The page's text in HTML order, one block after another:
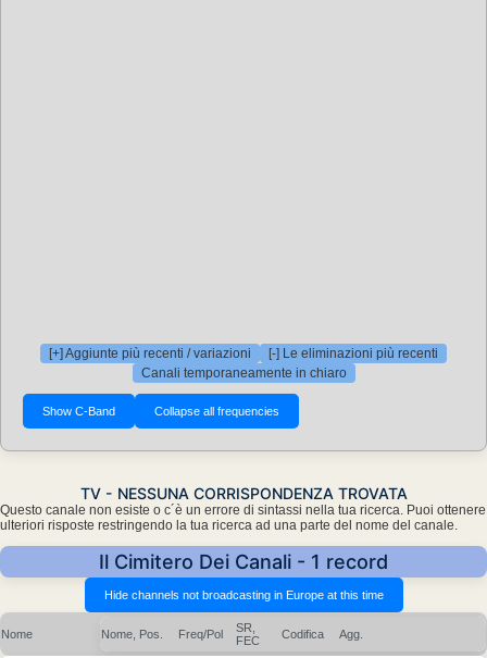
[+] Aggiunte più recenti / variazioni
[-] Le eliminazioni più recenti
Canali temporaneamente in chiaro
TV - NESSUNA CORRISPONDENZA TROVATA
Questo canale non esiste o c´è un errore di sintassi nella tua ricerca. Puoi ottenere
ulteriori risposte restringendo la tua ricerca ad una parte del nome del canale.
Il Cimitero Dei Canali - 1 record
Nome Nome, Pos. Freq/Pol
SR,
FEC
Codifica Agg.